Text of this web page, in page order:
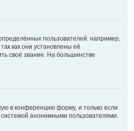
пользователей: например,
как они установлены её
своё звание. На большинстве
в конференцию форму, и только если
системой анонимными пользователями.